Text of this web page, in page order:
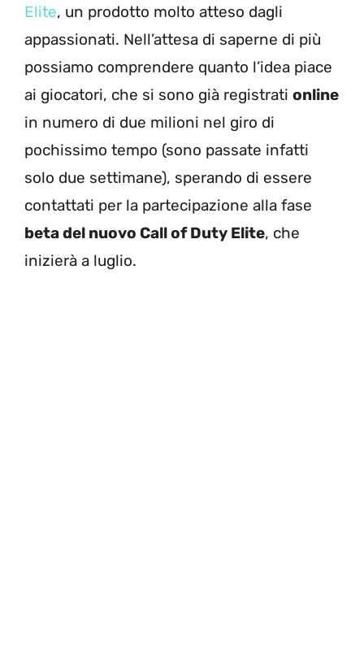
Elite, un prodotto molto atteso dagli
appassionati. Nell’attesa di saperne di più
possiamo comprendere quanto l’idea piace
ai giocatori, che si sono già registrati online
in numero di due milioni nel giro di
pochissimo tempo (sono passate infatti
solo due settimane), sperando di essere
contattati per la partecipazione alla fase
beta del nuovo Call of Duty Elite, che
inizierà a luglio.